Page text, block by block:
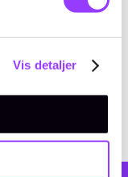
Vis detaljer
til klasse 1 og
gældende
faglige
omfatte